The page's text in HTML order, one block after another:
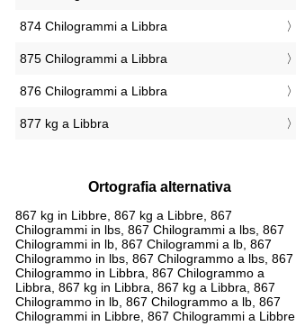
874 Chilogrammi a Libbra
875 Chilogrammi a Libbra
876 Chilogrammi a Libbra
877 kg a Libbra
Ortografia alternativa
867 kg in Libbre, 867 kg a Libbre, 867
Chilogrammi in lbs, 867 Chilogrammi a lbs, 867
Chilogrammi in lb, 867 Chilogrammi a lb, 867
Chilogrammo in lbs, 867 Chilogrammo a lbs, 867
Chilogrammo in Libbra, 867 Chilogrammo a
Libbra, 867 kg in Libbra, 867 kg a Libbra, 867
Chilogrammo in lb, 867 Chilogrammo a lb, 867
Chilogrammi in Libbre, 867 Chilogrammi a Libbre,